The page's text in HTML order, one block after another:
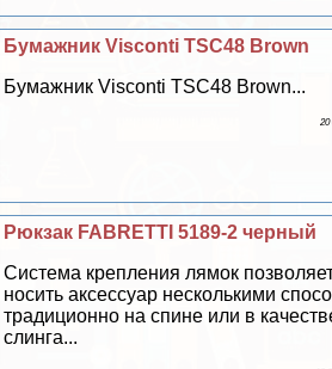
Бумажник Visconti TSC48 Brown
Бумажник Visconti TSC48 Brown...
20
Рюкзак FABRETTI 5189-2 черный
Система крепления лямок
носить аксессуар несколькими
традиционно на спине или в
слинга...